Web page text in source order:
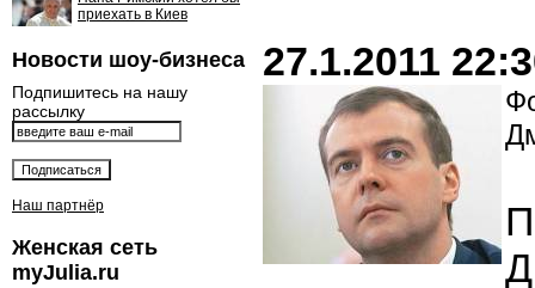
приехать в Киев
Новости шоу-бизнеса
Подпишитесь на нашу
рассылку
Наш партнёр
Женская сеть
myJulia.ru
27.1.2011